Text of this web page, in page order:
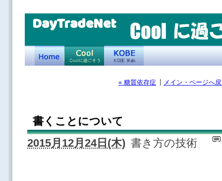
DayTradeNet
« 糖質依存症 メイン・ページへ
書くことについて
2015月12月24日(木) 書き方の技術